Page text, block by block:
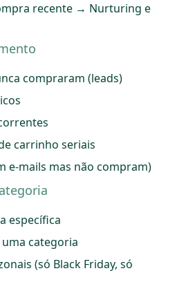
recente → Nurturing e
compraram (leads)
carrinho seriais
e-mails mas não compram)
específica
categoria
(só Black Friday, só